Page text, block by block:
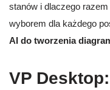
stanów i dlaczego
wyborem dla każdego
AI do tworzenia
VP